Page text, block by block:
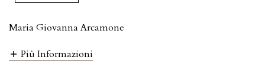
Maria Giovanna Arcamone
Più Informazioni